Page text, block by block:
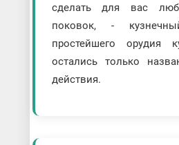
сделать для вас
поковок, -
простейшего орудия
остались только
действия.